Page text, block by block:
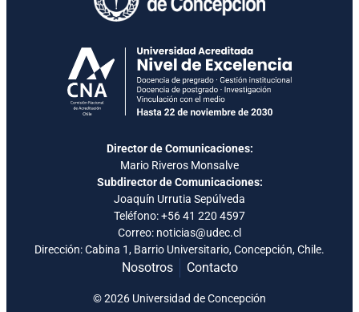
Director de Comunicaciones:
Mario Riveros Monsalve
Subdirector de Comunicaciones:
Joaquín Urrutia Sepúlveda
Teléfono:+56 41 220 4597
Correo: noticias@udec.cl
Dirección: Cabina 1, Barrio Universitario, Concepción, Chile.
Nosotros Contacto
© 2026 Universidad de Concepción